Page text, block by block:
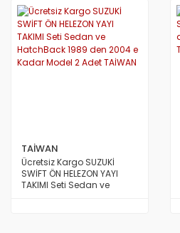
TAİWAN
Ücretsiz Kargo SUZUKİ
SWİFT ÖN HELEZON YAYI
TAKIMI Seti Sedan ve